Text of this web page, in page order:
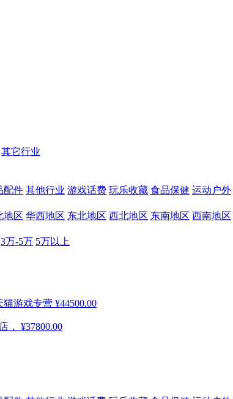
其它行业
配件 其他行业 游戏话费 玩乐收藏 食品保健 运动户外
地区 华西地区 东北地区 西北地区 东南地区 西南地区
3万-5万 5万以上
猫游戏专营 ¥44500.00
， ¥37800.00